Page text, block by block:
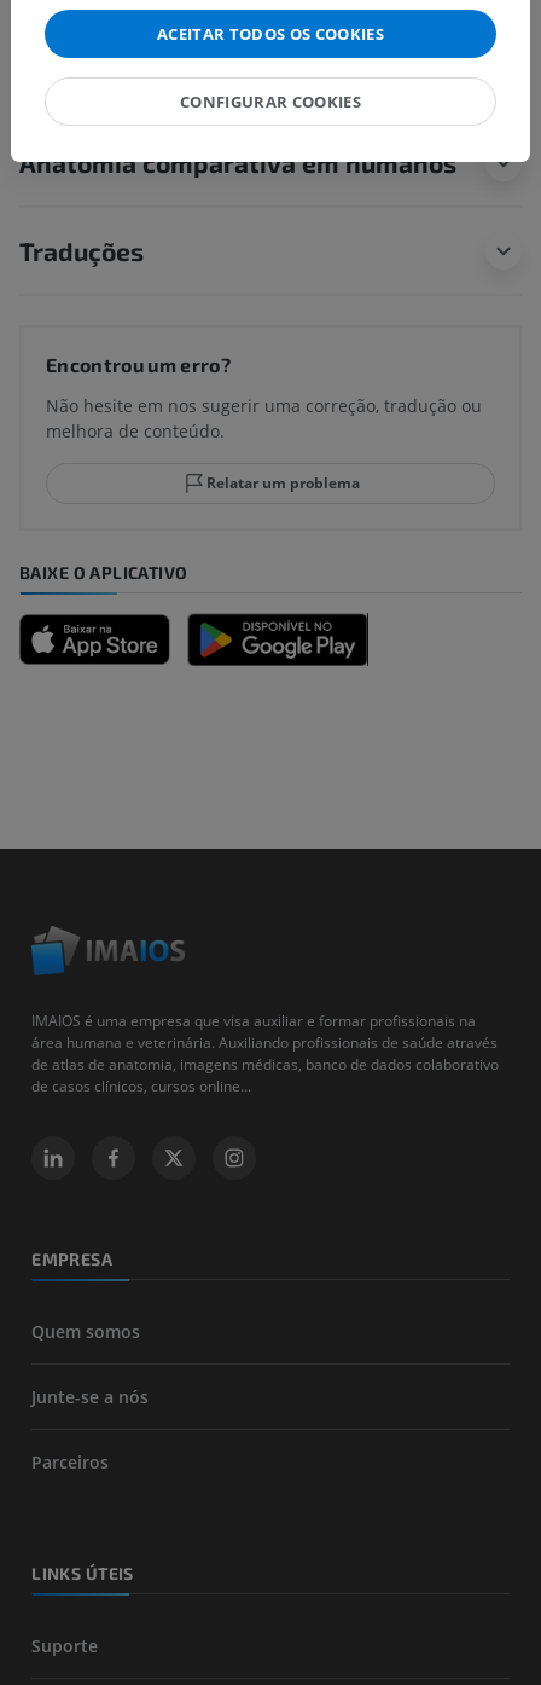
Estruturas subjacentes:Não há nenhuma estrutura
subjacente para esta parte anatômica
Anatomia comparativa em humanos
Traduções
Encontrou um erro?
Não hesite em nos sugerir uma correção, tradução ou
melhora de conteúdo.
Relatar um problema
BAIXE O APLICATIVO
IMAIOS é uma empresa que visa auxiliar e formar profissionais na
área humana e veterinária. Auxiliando profissionais de saúde através
de atlas de anatomia, imagens médicas, banco de dados colaborativo
de casos clínicos, cursos online...
EMPRESA
Quem somos
Junte-se a nós
Parceiros
LINKS ÚTEIS
Suporte
ACEITAR TODOS OS COOKIES
CONFIGURAR COOKIES